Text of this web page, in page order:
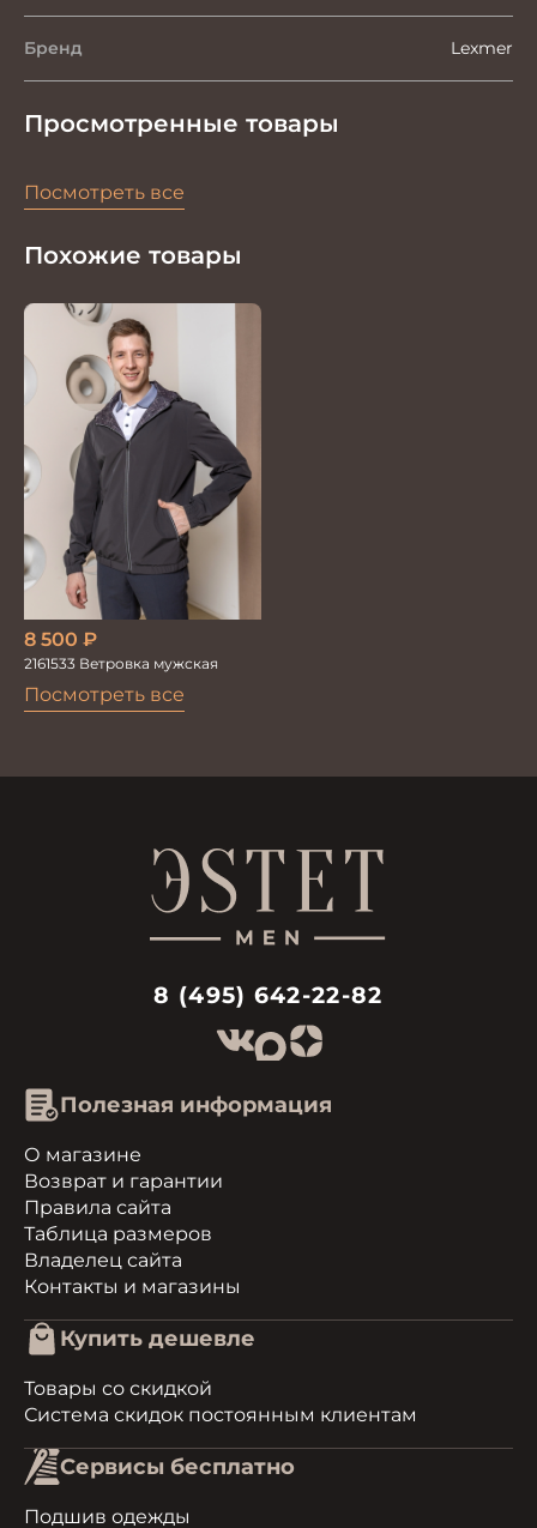
Бренд Lexmer
Просмотренные товары
Посмотреть все
Похожие товары
Посмотреть все
8 500 ₽
2161533 Ветровка мужская
8 (495) 642-22-82
Полезная информация
О магазине
Возврат и гарантии
Правила сайта
Таблица размеров
Владелец сайта
Контакты и магазины
Купить дешевле
Товары со скидкой
Система скидок постоянным клиентам
Сервисы бесплатно
Подшив одежды